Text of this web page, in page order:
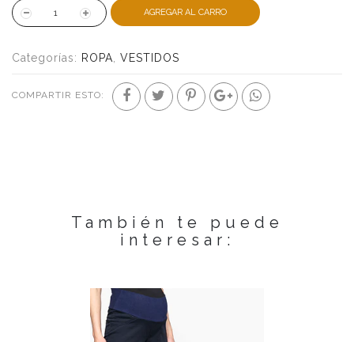
AGREGAR AL CARRO
Categorías: ROPA VESTIDOS
COMPARTIR ESTO:
También te puede
interesar: